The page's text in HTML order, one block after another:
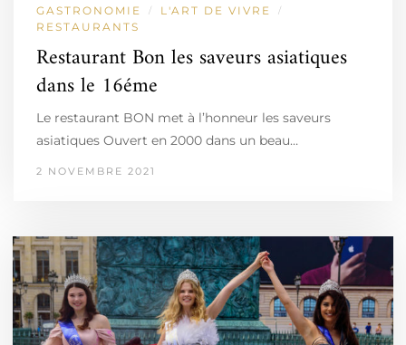
GASTRONOMIE / L'ART DE VIVRE /
RESTAURANTS
Restaurant Bon les saveurs asiatiques
dans le 16éme
Le restaurant BON met à l’honneur les saveurs
asiatiques Ouvert en 2000 dans un beau…
2 NOVEMBRE 2021